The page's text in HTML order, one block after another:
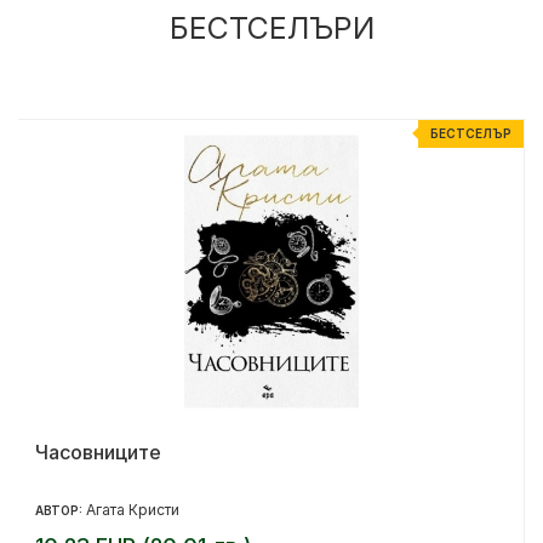
БЕСТСЕЛЪРИ
БЕСТСЕЛЪР
Часовниците
АВТОР: Агата Кристи